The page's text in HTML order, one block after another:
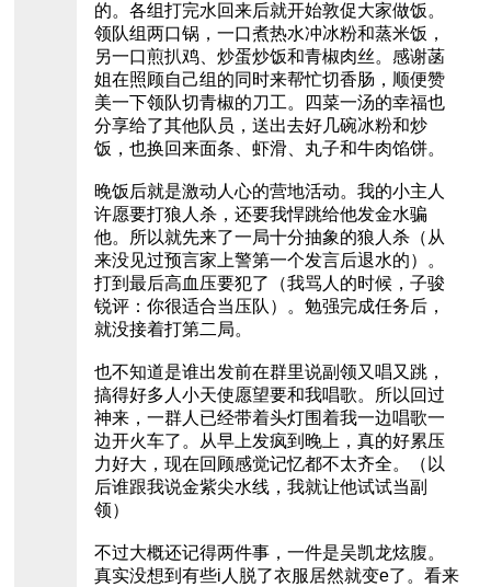
的。各组打完水回来后就开始敦促大家做饭。
领队组两口锅，一口煮热水冲冰粉和蒸米饭，
另一口煎扒鸡、炒蛋炒饭和青椒肉丝。感谢菡
姐在照顾自己组的同时来帮忙切香肠，顺便赞
美一下领队切青椒的刀工。四菜一汤的幸福也
分享给了其他队员，送出去好几碗冰粉和炒
饭，也换回来面条、虾滑、丸子和牛肉馅饼。
晚饭后就是激动人心的营地活动。我的小主人
许愿要打狼人杀，还要我悍跳给他发金水骗
他。所以就先来了一局十分抽象的狼人杀（从
来没见过预言家上警第一个发言后退水的）。
打到最后高血压要犯了（我骂人的时候，子骏
锐评：你很适合当压队）。勉强完成任务后，
就没接着打第二局。
也不知道是谁出发前在群里说副领又唱又跳，
搞得好多人小天使愿望要和我唱歌。所以回过
神来，一群人已经带着头灯围着我一边唱歌一
边开火车了。从早上发疯到晚上，真的好累压
力好大，现在回顾感觉记忆都不太齐全。（以
后谁跟我说金紫尖水线，我就让他试试当副
领）
不过大概还记得两件事，一件是吴凯龙炫腹。
真实没想到有些i人脱了衣服居然就变e了。看来